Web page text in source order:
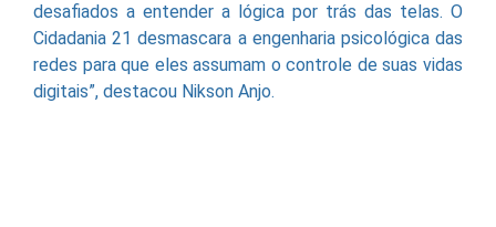
desafiados a entender a lógica por trás das telas. O
Cidadania 21 desmascara a engenharia psicológica das
redes para que eles assumam o controle de suas vidas
digitais”, destacou Nikson Anjo.